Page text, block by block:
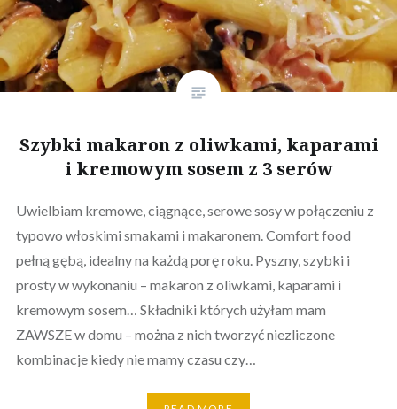
Szybki makaron z oliwkami, kaparami
i kremowym sosem z 3 serów
Uwielbiam kremowe, ciągnące, serowe sosy w połączeniu z
typowo włoskimi smakami i makaronem. Comfort food
pełną gębą, idealny na każdą porę roku. Pyszny, szybki i
prosty w wykonaniu – makaron z oliwkami, kaparami i
kremowym sosem… Składniki których użyłam mam
ZAWSZE w domu – można z nich tworzyć niezliczone
kombinacje kiedy nie mamy czasu czy…